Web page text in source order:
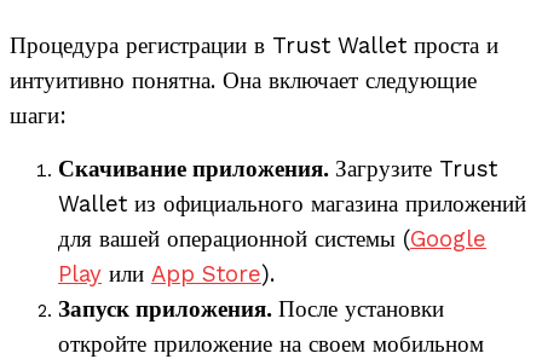
Процедура регистрации в Trust Wallet проста и
интуитивно понятна. Она включает следующие
шаги:
Скачивание приложения. Загрузите Trust
Wallet из официального магазина приложений
для вашей операционной системы (Google
Play или App Store).
Запуск приложения. После установки
откройте приложение на своем мобильном